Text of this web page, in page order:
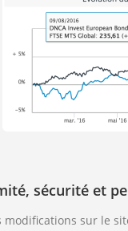
sécurité et
modifications sur le